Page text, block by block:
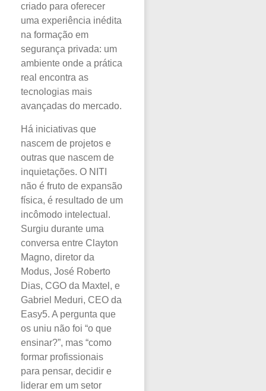
criado para oferecer
uma experiência inédita
na formação em
segurança privada: um
ambiente onde a prática
real encontra as
tecnologias mais
avançadas do mercado.
Há iniciativas que
nascem de projetos e
outras que nascem de
inquietações. O NITI
não é fruto de expansão
física, é resultado de um
incômodo intelectual.
Surgiu durante uma
conversa entre Clayton
Magno, diretor da
Modus, José Roberto
Dias, CGO da Maxtel, e
Gabriel Meduri, CEO da
Easy5. A pergunta que
os uniu não foi “o que
ensinar?”, mas “como
formar profissionais
para pensar, decidir e
liderar em um setor